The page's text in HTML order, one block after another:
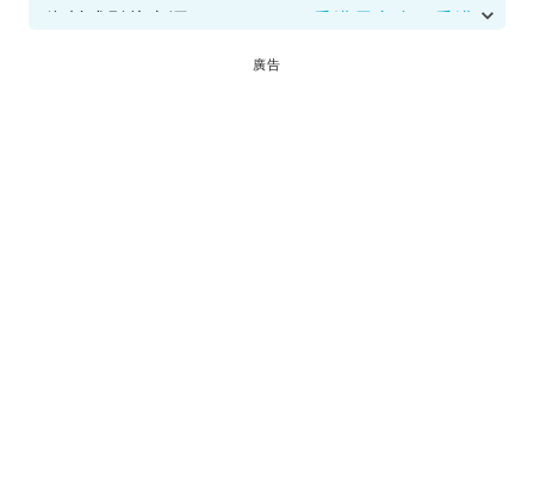
廣告